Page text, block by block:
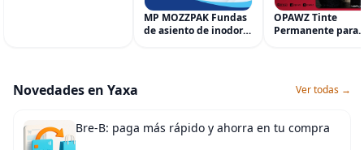
MP MOZZPAK Fundas
de asiento de inodoro
OPAWZ Tinte
Permanente para
Segura por
Peluquería
Seguro
Novedades en Yaxa Ver todas →
Bre-B: paga más rápido y ahorra en tu compra